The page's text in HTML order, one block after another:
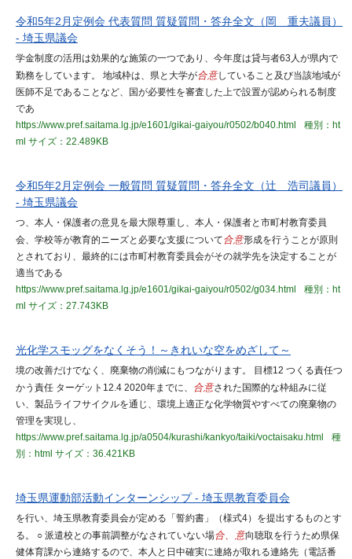
令和5年2月定例会 代表質問 質疑質問・答弁全文（岡 重夫議員）
- 埼玉県議会
学金制度の活用は効果的な施策の一つであり、今年度は貸与者63人が県内で
勤務をしています。 地域枠は、県と大学が合意していること及び当該地域が
医師不足であることなど、国が必要性を審査した上で設置が認められる制度
であ
https://www.pref.saitama.lg.jp/e1601/gikai-gaiyou/r0502/b040.html
種別：ht
ml サイズ：22.489KB
令和5年2月定例会 一般質問 質疑質問・答弁全文（辻 浩司議員）
- 埼玉県議会
つ、本人・保護者の意見を最大限尊重し、本人・保護者と市町村教育委員
会、学校等が教育的ニーズと必要な支援について合意形成を行うことが原則
とされており、最終的には市町村教育委員会がその就学先を決定することが
適当である
https://www.pref.saitama.lg.jp/e1601/gikai-gaiyou/r0502/g034.html
種別：ht
ml サイズ：27.743KB
光化学スモッグをなくそう！～きれいな空をめざして～
境の改善だけでなく、廃棄物の削減にもつながります。 目標12 つくる責任つ
かう責任 ターゲット12.4 2020年までに、 合意された国際的な枠組みに従
い、製品ライフサイクルを通じ、環境上適正な化学物質やすべての廃棄物の
管理を実現し、
https://www.pref.saitama.lg.jp/a0504/kurashi/kankyo/taiki/voctaisaku.html
種
別：html サイズ：36.421KB
埼玉県運動部活動インターンシップ - 埼玉県教育委員会
を行い、埼玉県教育委員会が定める「誓約書」（様式4）を提出するものとす
る。 ○ 派遣校との事前調整がなされていない場合、意向聴取を行うため県保
健体育課から連絡するので、本人と日中確実に連絡が取れる連絡先（電話番